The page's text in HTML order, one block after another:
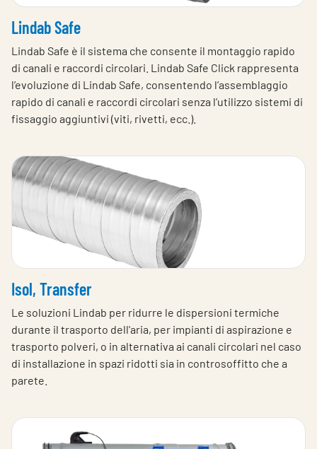
Italy
Lindab Safe
Lindab Safe è il sistema che consente il montaggio rapido
di canali e raccordi circolari. Lindab Safe Click rappresenta
l’evoluzione di Lindab Safe, consentendo l’assemblaggio
rapido di canali e raccordi circolari senza l’utilizzo sistemi di
fissaggio aggiuntivi (viti, rivetti, ecc.).
Isol, Transfer
Le soluzioni Lindab per ridurre le dispersioni termiche
durante il trasporto dell'aria, per impianti di aspirazione e
trasporto polveri, o in alternativa ai canali circolari nel caso
di installazione in spazi ridotti sia in controsoffitto che a
parete.